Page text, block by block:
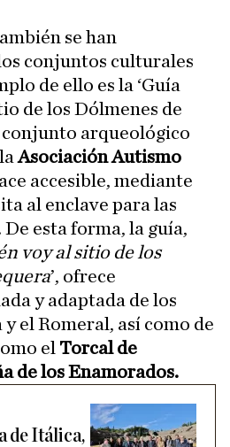
se han
conjuntos culturales
de ello es la ‘Guía
de los Dólmenes de
conjunto arqueológico
Asociación Autismo
accesible, mediante
al enclave para las
esta forma, la guía,
voy al sitio de los
’, ofrece
y adaptada de los
el Romeral, así como de
el Torcal de
de los Enamorados.
de Itálica,